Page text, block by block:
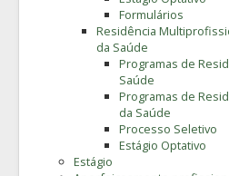
Formulários
Residência
da Saúde
Programas de
Saúde
Programas de
da Saúde
Processo Seletivo
Estágio Optativo
Estágio